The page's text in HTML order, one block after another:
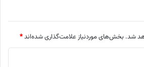
شد. بخش‌های موردنیاز علامت‌گذاری شده‌اند*